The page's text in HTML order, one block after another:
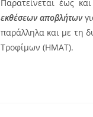
Παρατείνεται έως
εκθέσεων αποβλήτων
παράλληλα και με τη
Τροφίμων (ΗΜΑΤ).